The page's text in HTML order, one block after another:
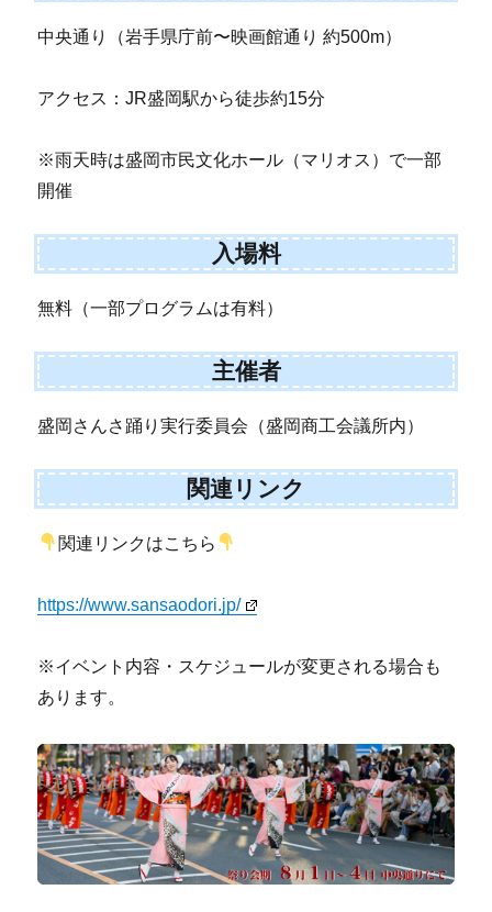
中央通り（岩手県庁前〜映画館通り 約500m）
アクセス：JR盛岡駅から徒歩約15分
※雨天時は盛岡市民文化ホール（マリオス）で一部
開催
入場料
無料（一部プログラムは有料）
主催者
盛岡さんさ踊り実行委員会（盛岡商工会議所内）
関連リンク
関連リンクはこちら
https://www.sansaodori.jp/
※イベント内容・スケジュールが変更される場合も
あります。